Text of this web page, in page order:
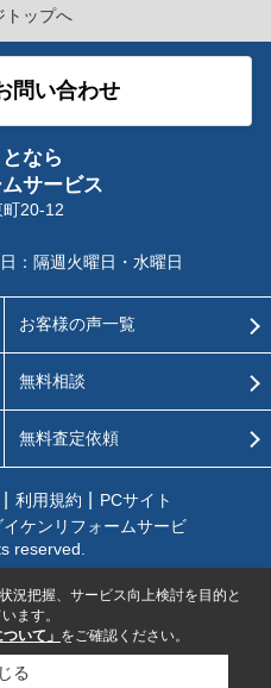
トップへ
問い合わせ
なら
サービス
20-12
：隔週火曜日・水曜日
お客様の声一覧
無料相談
無料査定依頼
利用規約
PCサイト
ケンリフォームサービ
reserved.
況把握、サービス向上検討を目的と
ます。
いて」 をご確認ください。
る